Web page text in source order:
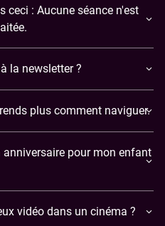
ceci : Aucune séance n'est
la newsletter ?
plus comment naviguer.
pour mon enfant
vidéo dans un cinéma ?